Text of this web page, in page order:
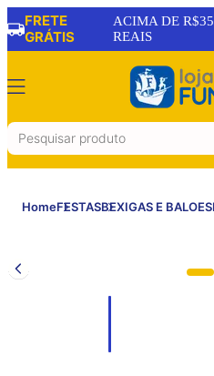
FRETE
GRÁTIS
ACIMA DE
REAIS
HomeFESTASBEXIGAS E BALOES